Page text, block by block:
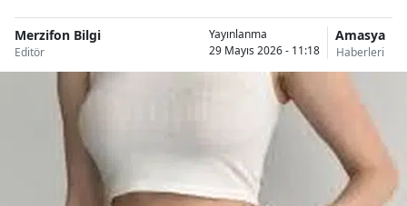
Merzifon Bilgi
Editör
Yayınlanma
29 Mayıs 2026 - 11:18
Amasya
Haberleri